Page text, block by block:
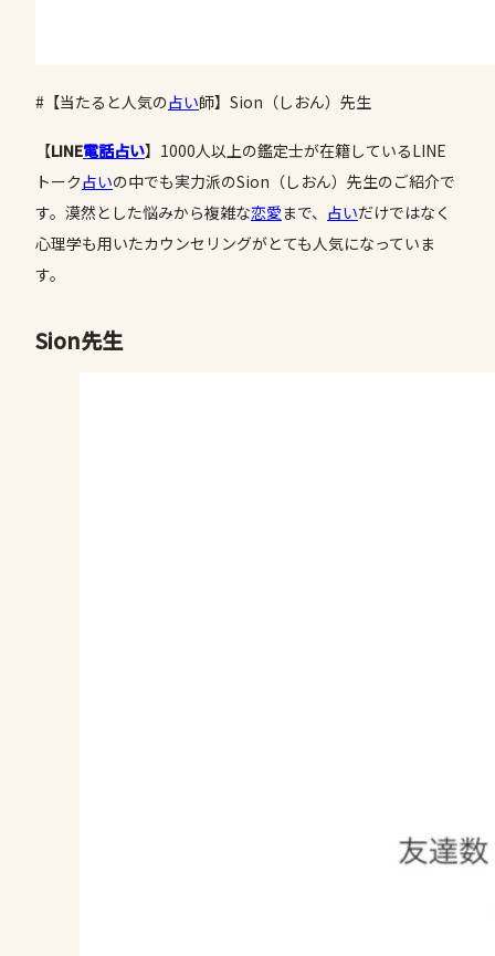
#【当たると人気の占い師】Sion（しおん）先生
【LINE電話占い】1000人以上の鑑定士が在籍しているLINE
トーク占いの中でも実力派のSion（しおん）先生のご紹介で
す。漠然とした悩みから複雑な恋愛まで、 占いだけではなく
心理学も用いたカウンセリングがとても人気になっていま
す。
Sion先生